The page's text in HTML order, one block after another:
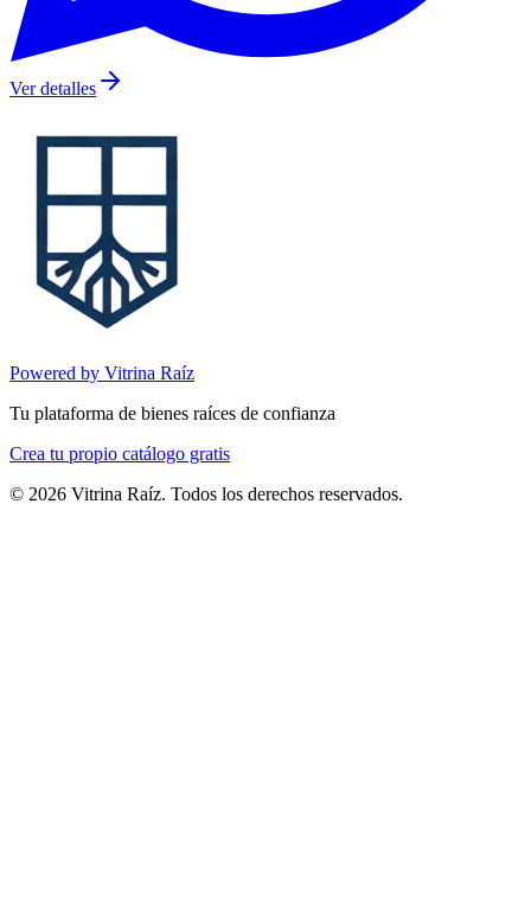
Ver detalles
Powered by Vitrina Raíz
Tu plataforma de bienes raíces de confianza
Crea tu propio catálogo gratis
© 2026 Vitrina Raíz. Todos los derechos reservados.